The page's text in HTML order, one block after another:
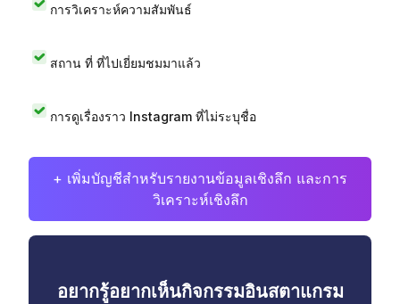
การวิเคราะห์ความสัมพันธ์
สถาน ที่ ที่ไปเยี่ยมชมมาแล้ว
การดูเรื่องราว Instagram ที่ไม่ระบุชื่อ
+ เพิ่มบัญชีสำหรับรายงานข้อมูลเชิงลึก และการ
วิเคราะห์เชิงลึก
อยากรู้อยากเห็นกิจกรรมอินสตาแกรม